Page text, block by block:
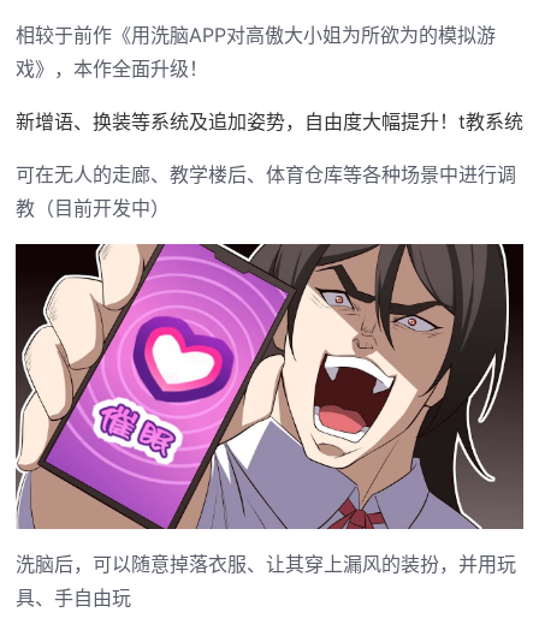
相较于前作《用洗脑APP对高傲大小姐为所欲为的模拟游
戏》，本作全面升级！
新增语、换装等系统及追加姿势，自由度大幅提升！t教系统
可在无人的走廊、教学楼后、体育仓库等各种场景中进行调
教（目前开发中）
洗脑后，可以随意掉落衣服、让其穿上漏风的装扮，并用玩
具、手自由玩